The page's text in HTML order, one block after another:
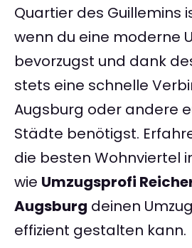
Quartier des Guillemins
wenn du eine moderne
bevorzugst und dank
stets eine schnelle
Augsburg oder andere
Städte benötigst.
die besten Wohnviertel
wie Umzugsprofi
Augsburg deinen
effizient gestalten kann.